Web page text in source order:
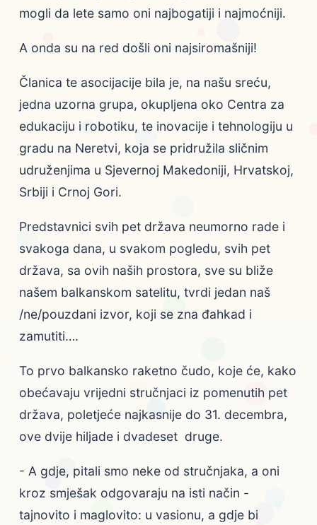
mogli da lete samo oni najbogatiji i najmoćniji.
A onda su na red došli oni najsiromašniji!
Članica te asocijacije bila je, na našu sreću,
jedna uzorna grupa, okupljena oko Centra za
edukaciju i robotiku, te inovacije i tehnologiju u
gradu na Neretvi, koja se pridružila sličnim
udruženjima u Sjevernoj Makedoniji, Hrvatskoj,
Srbiji i Crnoj Gori.
Predstavnici svih pet država neumorno rade i
svakoga dana, u svakom pogledu, svih pet
država, sa ovih naših prostora, sve su bliže
našem balkanskom satelitu, tvrdi jedan naš
/ne/pouzdani izvor, koji se zna đahkad i
zamutiti….
To prvo balkansko raketno čudo, koje će, kako
obećavaju vrijedni stručnjaci iz pomenutih pet
država, poletjeće najkasnije do 31. decembra,
ove dvije hiljade i dvadeset druge.
- A gdje, pitali smo neke od stručnjaka, a oni
kroz smješak odgovaraju na isti način -
tajnovito i maglovito: u vasionu, a gdje bi